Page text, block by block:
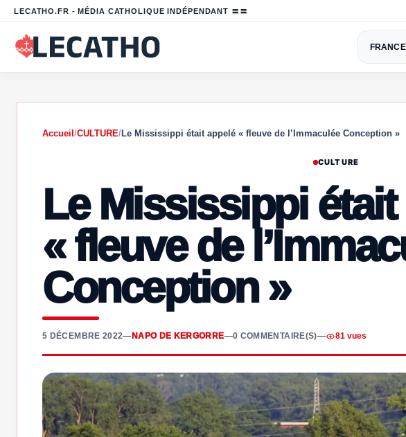
LECATHO.FR - MÉDIA CATHOLIQUE INDÉPENDANT 〓〓
FRANCE
Accueil /CULTURE/Le Mississippi était appelé « fleuve de l’Immaculée Conception »
CULTURE
Le Mississippi était
« fleuve de
Conception »
5 DÉCEMBRE 2022— NAPO DE KERGORRE—0 COMMENTAIRE(S)— 81 vues